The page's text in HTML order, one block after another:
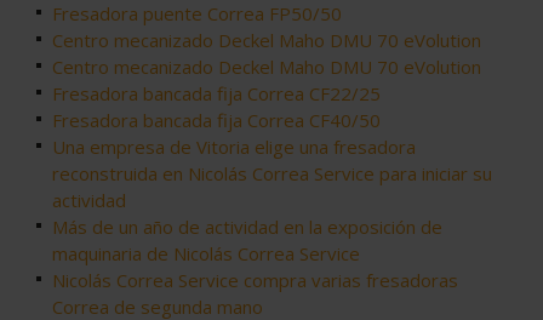
Fresadora puente Correa FP50/50
Centro mecanizado Deckel Maho DMU 70 eVolution
Centro mecanizado Deckel Maho DMU 70 eVolution
Fresadora bancada fija Correa CF22/25
Fresadora bancada fija Correa CF40/50
Una empresa de Vitoria elige una fresadora
reconstruida en Nicolás Correa Service para iniciar su
actividad
Más de un año de actividad en la exposición de
maquinaria de Nicolás Correa Service
Nicolás Correa Service compra varias fresadoras
Correa de segunda mano